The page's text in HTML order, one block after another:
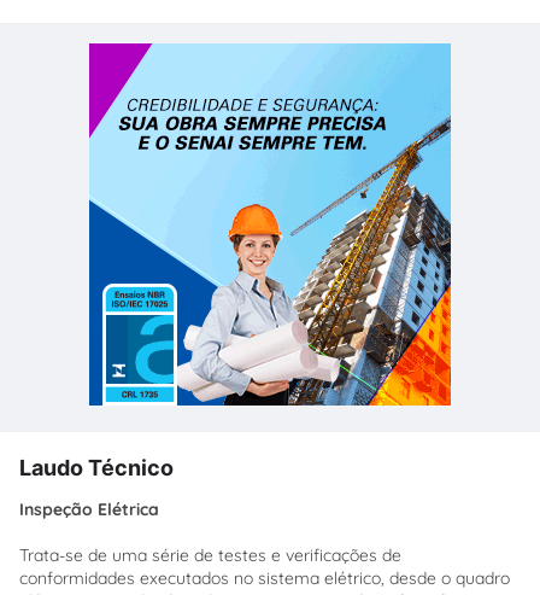
Laudo Técnico
Inspeção Elétrica
Trata-se de uma série de testes e verificações de
conformidades executados no sistema elétrico, desde o quadro